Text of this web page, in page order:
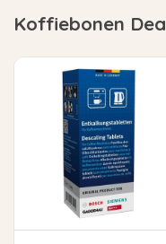
Koffiebonen